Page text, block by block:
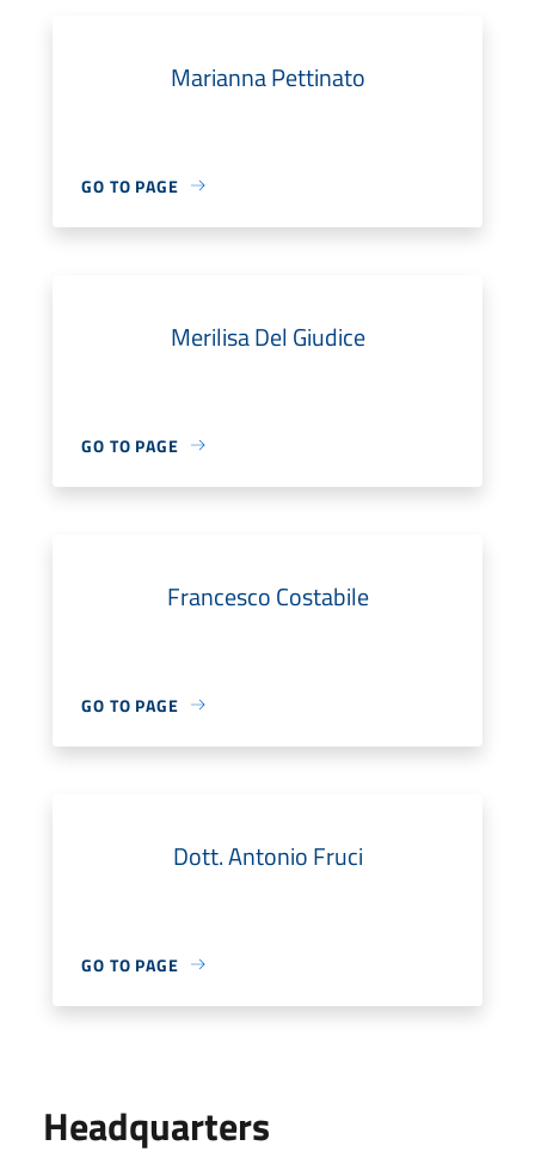
Marianna Pettinato
GO TO PAGE
Merilisa Del Giudice
GO TO PAGE
Francesco Costabile
GO TO PAGE
Dott. Antonio Fruci
GO TO PAGE
Headquarters